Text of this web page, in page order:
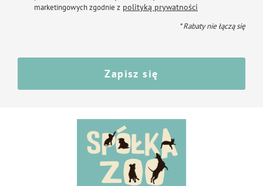
marketingowych zgodnie z polityką prywatności
* Rabaty nie łączą się
Zapisz się